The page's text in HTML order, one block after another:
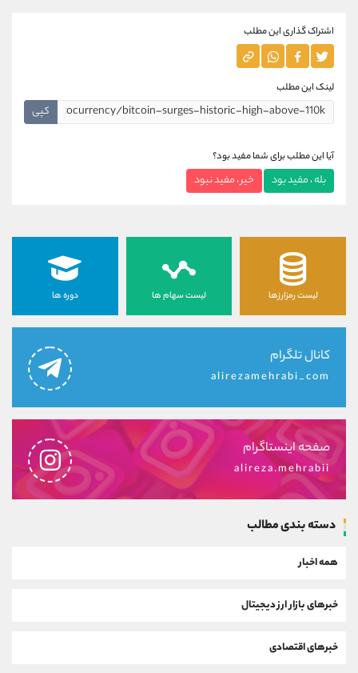
اشتراک گذاری این مطلب
لینک این مطلب
کپی
آیا این مطلب برای شما مفید بود؟
بله ، مفید بود خیر ، مفید نبود
لیست رمزارزها لیست سهام ها دوره ها
کانال تلگرام
alirezamehrabi_com
صفحه اینستاگرام
alireza.mehrabii
دسته بندی مطالب
همه اخبار
خبرهای بازار ارز دیجیتال
خبرهای اقتصادی